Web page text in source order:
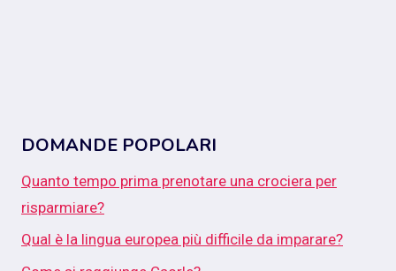
DOMANDE POPOLARI
Quanto tempo prima prenotare una crociera per
risparmiare?
Qual è la lingua europea più difficile da imparare?